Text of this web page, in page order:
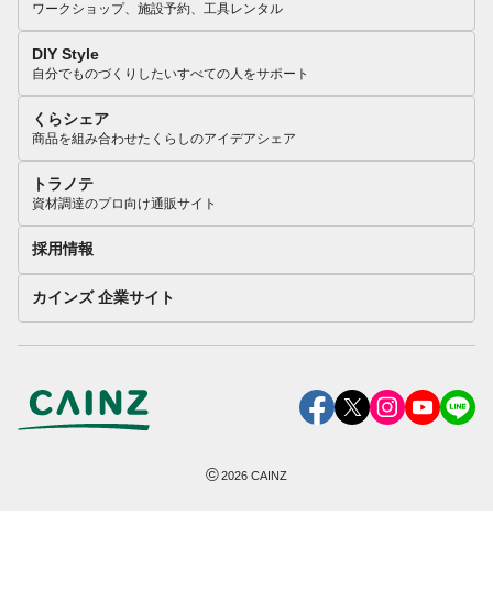
ワークショップ、施設予約、工具レンタル
DIY Style
自分でものづくりしたいすべての人をサポート
くらシェア
商品を組み合わせたくらしのアイデアシェア
トラノテ
資材調達のプロ向け通販サイト
採用情報
カインズ 企業サイト
©2026 CAINZ